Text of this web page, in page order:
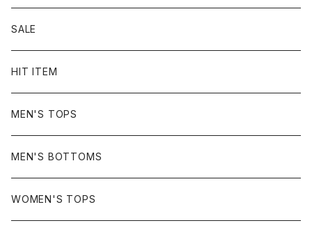
SALE
HIT ITEM
MEN'S TOPS
MEN'S BOTTOMS
WOMEN'S TOPS